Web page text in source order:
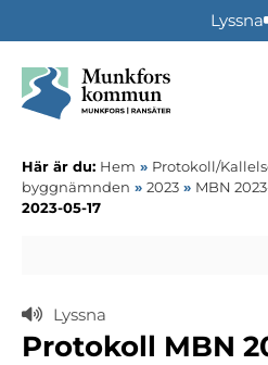
Lyssna
Här är du: Hem » Protokoll/
byggnämnden » 2023 » MBN
2023-05-17
Lyssna
Protokoll MBN